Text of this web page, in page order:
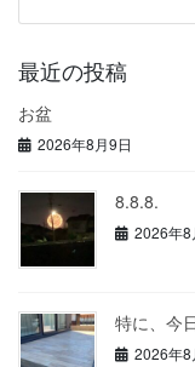
最近の投稿
お盆
2026年8月9日
8.8.8.
2026年8
特に、今
2026年8